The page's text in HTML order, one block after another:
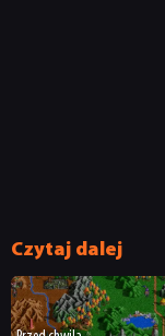
Czytaj dalej